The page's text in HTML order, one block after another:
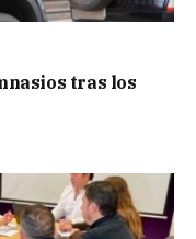
tras los